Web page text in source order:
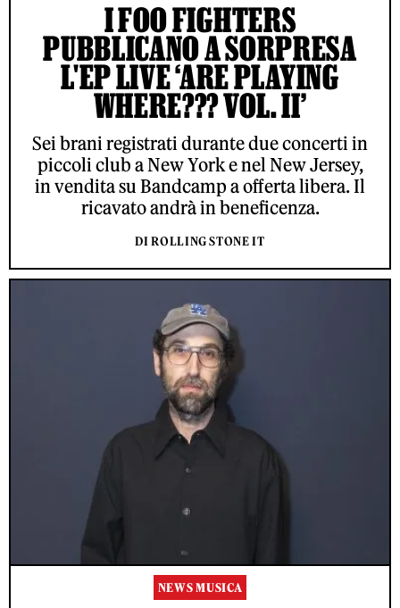
I FOO FIGHTERS
PUBBLICANO A SORPRESA
L'EP LIVE ‘ARE PLAYING
WHERE??? VOL. II’
Sei brani registrati durante due concerti in
piccoli club a New York e nel New Jersey,
in vendita su Bandcamp a offerta libera. Il
ricavato andrà in beneficenza.
DI ROLLING STONE IT
NEWS MUSICA